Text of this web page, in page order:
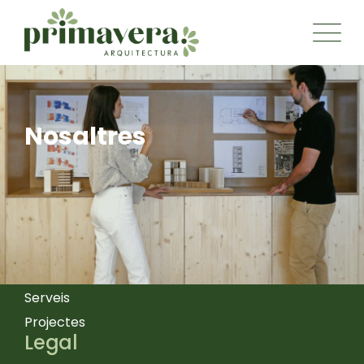
Nosaltres
Darrere de Primavera
Menú
Inici
Nosaltres
Serveis
Projectes
Legal